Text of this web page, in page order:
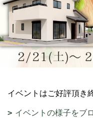
イベントはご好評頂き
イベントの様子をブ